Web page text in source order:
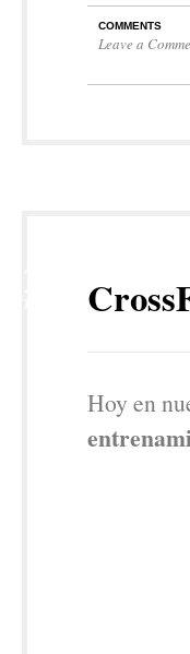
COMMENTS
Leave a
Hoy en